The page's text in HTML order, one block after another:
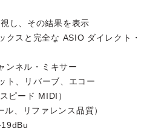
し、その結果を表示
クスと完全な ASIO ダイレクト・
ンネル・ミキサー
ト、リバーブ、エコー
ピード MIDI）
、リファレンス品質）